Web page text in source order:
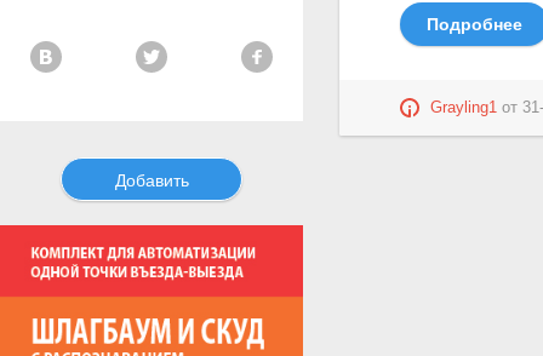
Добавить
Подробнее
Grayling1от